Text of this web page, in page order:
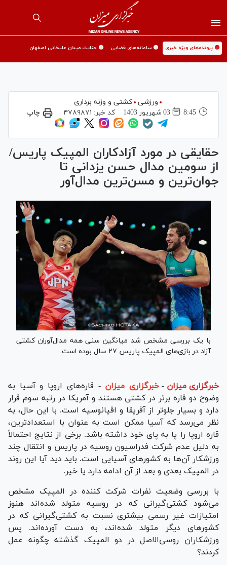
🟡 پرونده‌های ویژه خبری 🟡 سامانه‌های قضایی 🟡 جنایت میدان علیخانی اصفهان
ورزشی
کشتی و وزنه برداری
8:45
03 شهريور 1403 کد خبر: ۴۷۸۹۸۷۱ چاپ
حقایقی در مورد آزادکاران المپیک پاریس/
از سومین مدال حسن یزدانی تا
جوان‌ترین و مسن‌ترین مدال‌آور
با یک بررسی مشخص شد میانگین سنی همه مدال‌آوران کشتی
آزاد در بازی‌های المپیک پاریس ۲۷ سال بوده است.
خبرگزاری میزان - خبرگزاری میزان - قاره‌های اروپا و آسیا به
وضوح دو قاره برتر در کشتی هستند و آمریکا در رتبه سوم قرار
دارد و بسیار جلوتر از آفریقا و اقیانوسیه است. با این حال، به
نظر می‌رسد که آسیا ممکن است به عنوان با استعدادترین،
قاره اروپا را پا به پای خود داشته باشد. برخی از نتایج احتمالاً
به دلیل عدم شرکت فدراسیون روسیه در پاریس و انتقال چند
ورزشکار آن‌ها به کشور‌های آسیایی است. باید دید آیا این روند
در المپیک بعدی و بعد از آن ادامه دارد یا خیر.
با بررسی وضعیت نفرات شرکت کننده در المپیک مشخص
می‌شود کشتی‌گیرانی که در روسیه متولد شده‌اند هنوز
امتیازات غیر رسمی بیشتری نسبت به کشتی‌گیرانی که در
کشور‌های دیگر متولد شده‌اند، به دست آورده‌اند. پس
ورزشکاران روسی‌الاصل در دو المپیک گذشته چگونه عمل
کردند؟